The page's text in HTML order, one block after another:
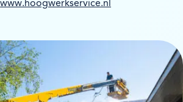
www.hoogwerkservice.nl